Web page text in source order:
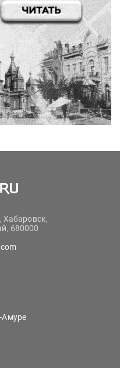
Хабаровск,
680000
Амуре